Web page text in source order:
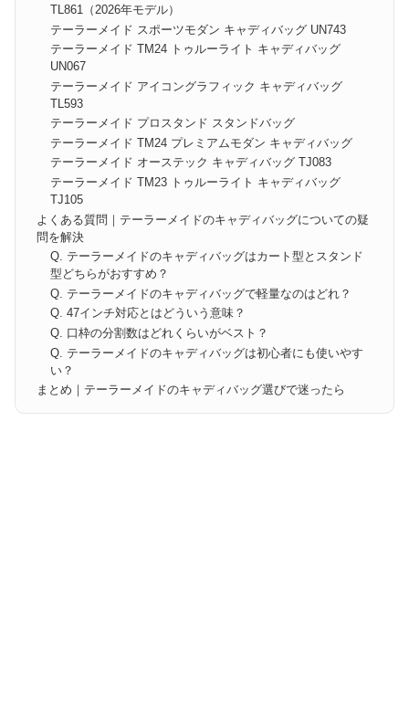
TL861（2026年モデル）
テーラーメイド スポーツモダン キャディバッグ UN743
テーラーメイド TM24 トゥルーライト キャディバッグ
UN067
テーラーメイド アイコングラフィック キャディバッグ
TL593
テーラーメイド プロスタンド スタンドバッグ
テーラーメイド TM24 プレミアムモダン キャディバッグ
テーラーメイド オーステック キャディバッグ TJ083
テーラーメイド TM23 トゥルーライト キャディバッグ
TJ105
よくある質問｜テーラーメイドのキャディバッグについての疑
問を解決
Q. テーラーメイドのキャディバッグはカート型とスタンド
型どちらがおすすめ？
Q. テーラーメイドのキャディバッグで軽量なのはどれ？
Q. 47インチ対応とはどういう意味？
Q. 口枠の分割数はどれくらいがベスト？
Q. テーラーメイドのキャディバッグは初心者にも使いやす
い？
まとめ｜テーラーメイドのキャディバッグ選びで迷ったら